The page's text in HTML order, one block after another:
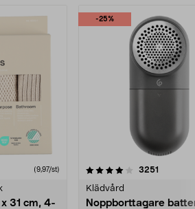
(9,97/st)
31 cm, 4-
-25%
3251
Klädvård
Noppborttagare
4.5av 5 stjärnor